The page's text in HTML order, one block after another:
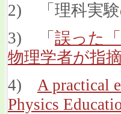
2) 「理科実験
3) 「 誤った
物理学者が指摘
4) A practical
Physics